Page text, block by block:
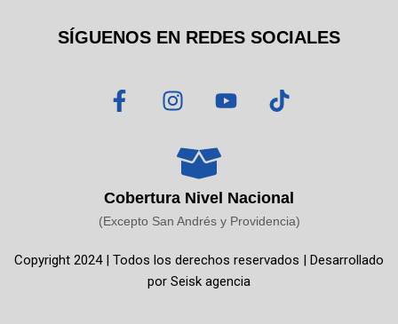
SÍGUENOS EN REDES SOCIALES
F
a
o
o
-
I
n
t
a
g
r
m
Y
o
b
e
T
i
k
Cobertura Nivel Nacional
(Excepto San Andrés y Providencia)
Copyright 2024 | Todos los derechos reservados | Desarrollado
por Seisk agencia